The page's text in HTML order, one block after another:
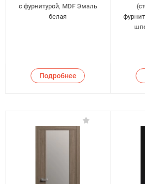
с фурнитурой, MDF Эмаль
белая
Подробнее